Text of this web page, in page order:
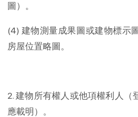
圖）。
(4) 建物測量成果圖或建物標示
房屋位置略圖。
2. 建物所有權人或他項權利人（
應載明）。